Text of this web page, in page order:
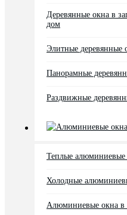
Деревянные окна в
дом
Элитные деревянные
Панорамные
Раздвижные
Алюминиевые окна
Теплые алюминиевые
Холодные
Алюминиевые окна в